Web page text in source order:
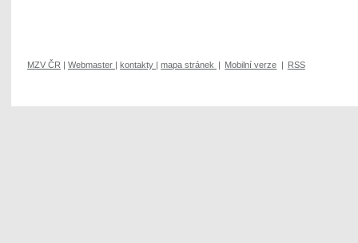
MZV ČR | Webmaster | kontakty | mapa stránek | Mobilní verze | RSS